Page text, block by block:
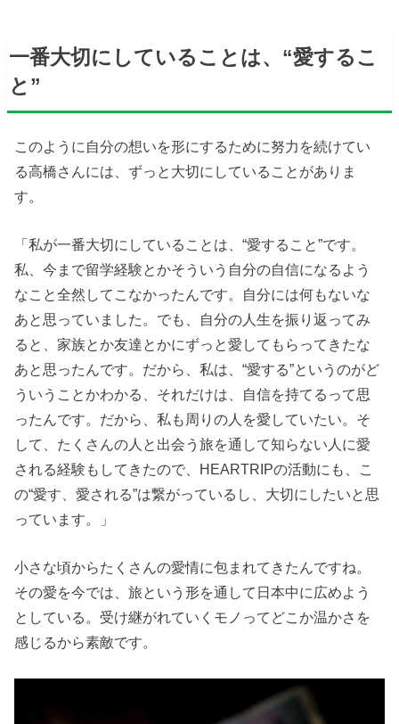
一番大切にしていることは、“愛するこ
と”
このように自分の想いを形にするために努力を続けてい
る高橋さんには、ずっと大切にしていることがありま
す。
「私が一番大切にしていることは、“愛すること”です。
私、今まで留学経験とかそういう自分の自信になるよう
なこと全然してこなかったんです。自分には何もないな
あと思っていました。でも、自分の人生を振り返ってみ
ると、家族とか友達とかにずっと愛してもらってきたな
あと思ったんです。だから、私は、“愛する”というのがど
ういうことかわかる、それだけは、自信を持てるって思
ったんです。だから、私も周りの人を愛していたい。そ
して、たくさんの人と出会う旅を通して知らない人に愛
される経験もしてきたので、HEARTRIPの活動にも、こ
の“愛す、愛される”は繋がっているし、大切にしたいと思
っています。」
小さな頃からたくさんの愛情に包まれてきたんですね。
その愛を今では、旅という形を通して日本中に広めよう
としている。受け継がれていくモノってどこか温かさを
感じるから素敵です。